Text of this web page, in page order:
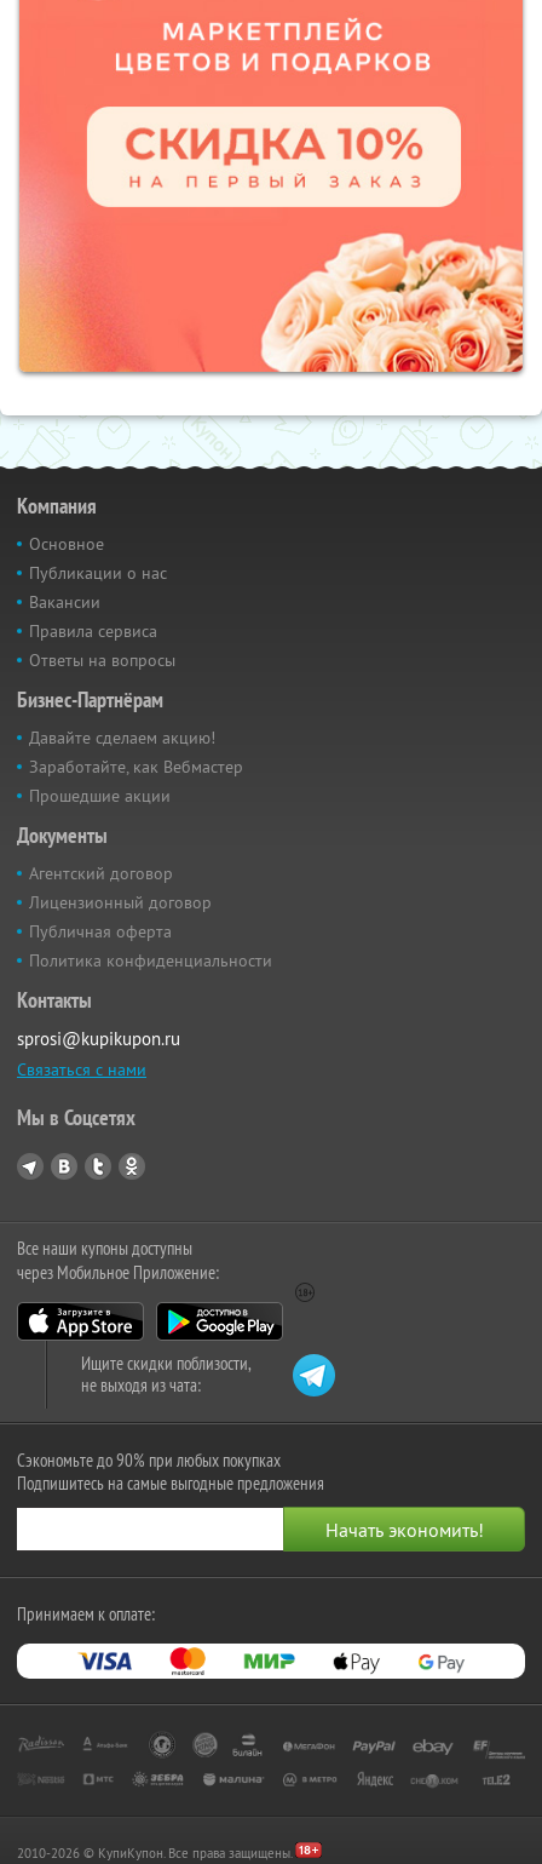
Компания
Основное
Публикации о нас
Вакансии
Правила сервиса
Ответы на вопросы
Бизнес-Партнёрам
Давайте сделаем акцию!
Заработайте, как Вебмастер
Прошедшие акции
Документы
Агентский договор
Лицензионный договор
Публичная оферта
Политика конфиденциальности
Контакты
sprosi@kupikupon.ru
Связаться с нами
Мы в Соцсетях
Все наши купоны доступны
через Мобильное Приложение:
Ищите скидки поблизости,
не выходя из чата:
Сэкономьте до 90% при любых покупках
Подпишитесь на самые выгодные предложения
Принимаем к оплате:
2010-2026 © КупиКупон. Все права защищены.